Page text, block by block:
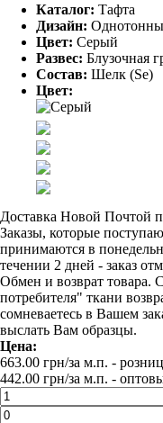
Каталог: Тафта
Дизайн:
Цвет: Серый
Развес: Блузочная
Состав: Шелк (Se)
Цвет:
Доставка Новой Почтой
Заказы, которые
принимаются в
течении 2 дней - заказ
Обмен и возврат товара.
потребителя" ткани
сомневаетесь в Вашем
выслать Вам образцы.
Цена:
663.00 грн/за м.п. -
442.00 грн/за м.п. -